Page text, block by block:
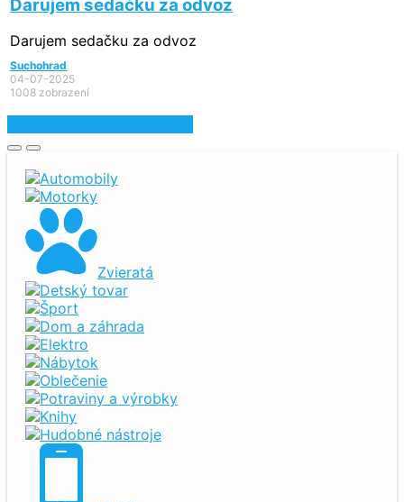
Darujem sedačku za odvoz
Darujem sedačku za odvoz
Suchohrad
04-07-2025
1008 zobrazení
Automobily
Motorky
Zvieratá
Detský tovar
Šport
Dom a záhrada
Elektro
Nábytok
Oblečenie
Potraviny a výrobky
Knihy
Hudobné nástroje